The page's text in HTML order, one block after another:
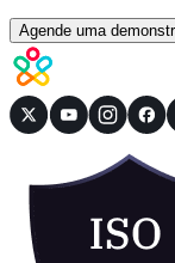
Agende uma